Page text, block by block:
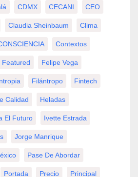
CDMX CECANI CEO
Claudia Sheinbaum Clima
Contextos
Featured Felipe Vega
Filántropo Fintech
Calidad Heladas
El Futuro Ivette Estrada
Jorge Manrique
Pase De Abordar
Portada Precio Principal